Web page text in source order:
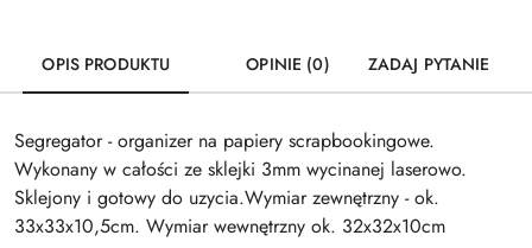
OPIS PRODUKTU OPINIE (0) ZADAJ PYTANIE
Segregator - organizer na papiery scrapbookingowe.
Wykonany w całości ze sklejki 3mm wycinanej laserowo.
Sklejony i gotowy do uzycia.Wymiar zewnętrzny - ok.
33x33x10,5cm. Wymiar wewnętrzny ok. 32x32x10cm